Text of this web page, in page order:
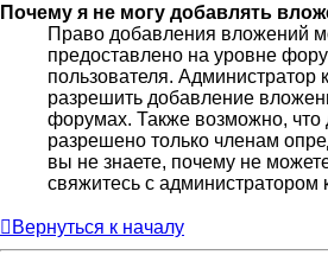
Почему я не могу добавлять
Право добавления вложений
предоставлено на уровне
пользователя.
разрешить добавление
форумах. Также возможно, что
разрешено только членам
вы не знаете, почему не
свяжитесь с администратором
Вернуться к началу